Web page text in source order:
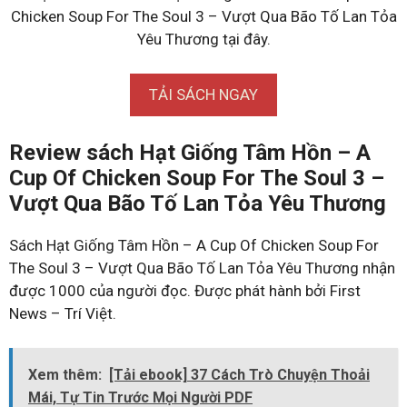
Chicken Soup For The Soul 3 – Vượt Qua Bão Tố Lan Tỏa
Yêu Thương tại đây.
TẢI SÁCH NGAY
Review sách Hạt Giống Tâm Hồn – A
Cup Of Chicken Soup For The Soul 3 –
Vượt Qua Bão Tố Lan Tỏa Yêu Thương
Sách Hạt Giống Tâm Hồn – A Cup Of Chicken Soup For
The Soul 3 – Vượt Qua Bão Tố Lan Tỏa Yêu Thương nhận
được 1000 của người đọc. Được phát hành bởi First
News – Trí Việt.
Xem thêm:
[Tải ebook] 37 Cách Trò Chuyện Thoải
Mái, Tự Tin Trước Mọi Người PDF